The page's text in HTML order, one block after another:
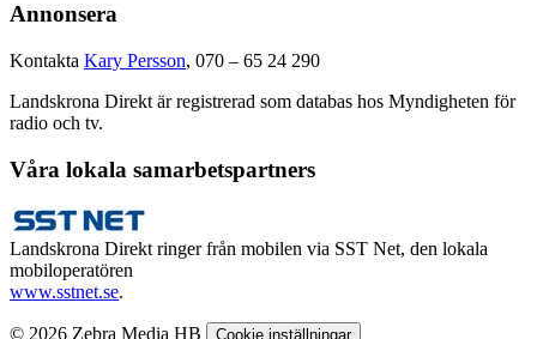
Annonsera
Kontakta Kary Persson, 070 – 65 24 290
Landskrona Direkt är registrerad som databas hos Myndigheten för
radio och tv.
Våra lokala samarbetspartners
Landskrona Direkt ringer från mobilen via SST Net, den lokala
mobiloperatören
www.sstnet.se.
© 2026 Zebra Media HB Cookie inställningar